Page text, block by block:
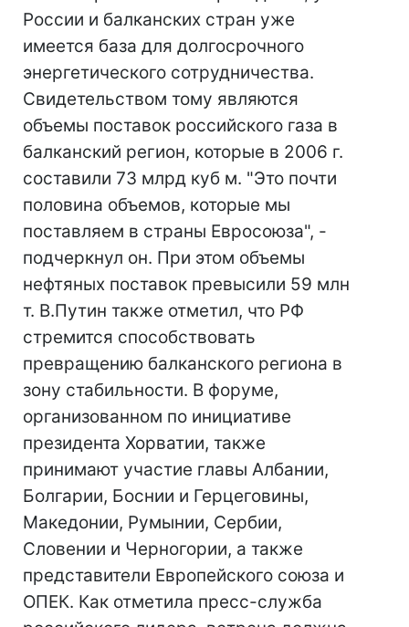
России и балканских стран уже
имеется база для долгосрочного
энергетического сотрудничества.
Свидетельством тому являются
объемы поставок российского газа в
балканский регион, которые в 2006 г.
составили 73 млрд куб м. "Это почти
половина объемов, которые мы
поставляем в страны Евросоюза", -
подчеркнул он. При этом объемы
нефтяных поставок превысили 59 млн
т. В.Путин также отметил, что РФ
стремится способствовать
превращению балканского региона в
зону стабильности. В форуме,
организованном по инициативе
президента Хорватии, также
принимают участие главы Албании,
Болгарии, Боснии и Герцеговины,
Македонии, Румынии, Сербии,
Словении и Черногории, а также
представители Европейского союза и
ОПЕК. Как отметила пресс-служба